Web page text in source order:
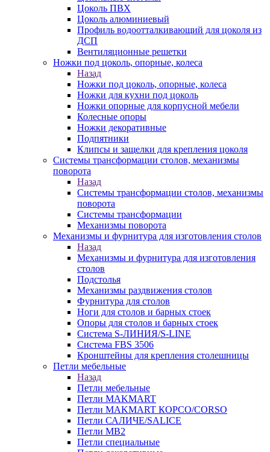
Цоколь ПВХ
Цоколь алюминиевый
Профиль водоотталкивающий для цоколя из
ДСП
Вентиляционные решетки
Ножки под цоколь, опорные, колеса
Назад
Ножки под цоколь, опорные, колеса
Ножки для кухни под цоколь
Ножки опорные для корпусной мебели
Колесные опоры
Ножки декоративные
Подпятники
Клипсы и защелки для крепления цоколя
Системы трансформации столов, механизмы
поворота
Назад
Системы трансформации столов, механизмы
поворота
Системы трансформации
Механизмы поворота
Механизмы и фурнитура для изготовления столов
Назад
Механизмы и фурнитура для изготовления
столов
Подстолья
Механизмы раздвижения столов
Фурнитура для столов
Ноги для столов и барных стоек
Опоры для столов и барных стоек
Система S-ЛИНИЯ/S-LINE
Система FBS 3506
Кронштейны для крепления столешницы
Петли мебельные
Назад
Петли мебельные
Петли MAKMART
Петли MAKMART КОРСО/CORSO
Петли САЛИЧЕ/SALICE
Петли MB2
Петли специальные